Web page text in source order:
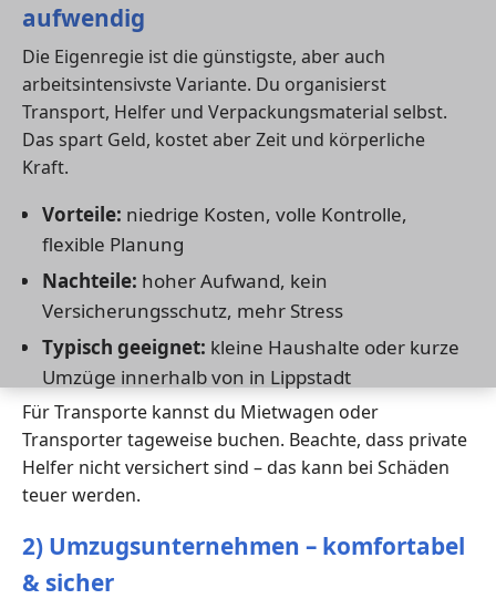
aufwendig
Die Eigenregie ist die günstigste, aber auch
arbeitsintensivste Variante. Du organisierst
Transport, Helfer und Verpackungsmaterial selbst.
Das spart Geld, kostet aber Zeit und körperliche
Kraft.
Vorteile: niedrige Kosten, volle Kontrolle,
flexible Planung
Nachteile: hoher Aufwand, kein
Versicherungsschutz, mehr Stress
Typisch geeignet: kleine Haushalte oder kurze
Umzüge innerhalb von in Lippstadt
Für Transporte kannst du Mietwagen oder
Transporter tageweise buchen. Beachte, dass private
Helfer nicht versichert sind – das kann bei Schäden
teuer werden.
2) Umzugsunternehmen – komfortabel
& sicher